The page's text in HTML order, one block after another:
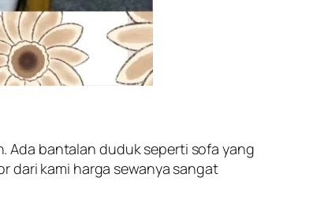
Ada bantalan duduk seperti sofa yang
dari kami harga sewanya sangat